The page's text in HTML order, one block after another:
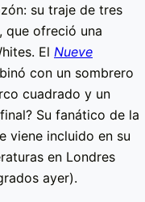
su traje de tres
que ofreció una
El Nueve
con un sombrero
cuadrado y un
Su fanático de la
viene incluido en su
en Londres
ayer).